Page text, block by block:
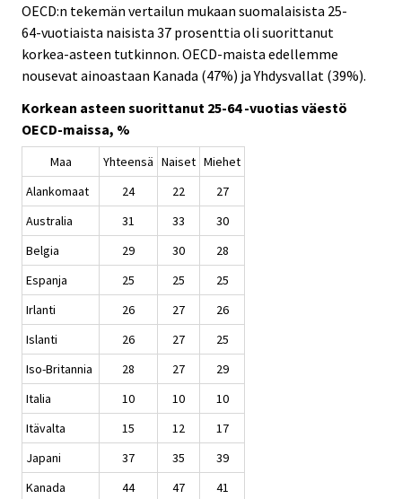
OECD:n tekemän vertailun mukaan suomalaisista 25-
64-vuotiaista naisista 37 prosenttia oli suorittanut
korkea-asteen tutkinnon. OECD-maista edellemme
nousevat ainoastaan Kanada (47%) ja Yhdysvallat (39%).
Korkean asteen suorittanut 25-64 -vuotias väestö
OECD-maissa, %
Maa Yhteensä Naiset Miehet
Alankomaat
24 22
27
Australia
31 33
30
Belgia
29 30
28
Espanja
25 25
25
Irlanti
26 27
26
Islanti
26 27
25
Iso-Britannia
28 27
29
Italia
10 10
10
Itävalta
15 12
17
Japani
37 35
39
Kanada
44 47
41